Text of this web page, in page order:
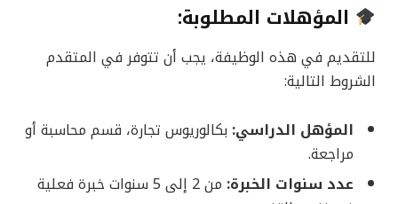
المؤهلات المطلوبة:
للتقديم في هذه الوظيفة، يجب أن تتوفر في المتقدم
الشروط التالية:
المؤهل الدراسي: بكالوريوس تجارة، قسم محاسبة أو
مراجعة.
عدد سنوات الخبرة:
من 2 إلى 5 سنوات خبرة فعلية